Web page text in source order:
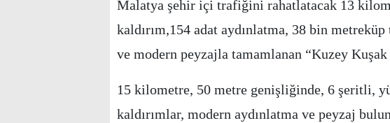
Malatya şehir içi trafiğini rahatlatacak 13
kaldırım,154 adat aydınlatma, 38 bin
ve modern peyzajla tamamlanan “Kuzey
15 kilometre, 50 metre genişliğinde, 6 şeritli,
kaldırımlar, modern aydınlatma ve peyzaj